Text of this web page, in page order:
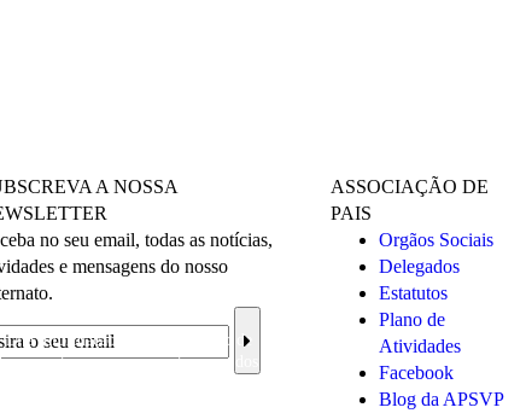
A NOSSA
no seu email, todas as notícias,
e mensagens do nosso
Li ainformação sobre a proteção de
e aceito o processamento e uso dos
ASSOCIAÇÃO DE
PAIS
Orgãos Sociais
Delegados
Estatutos
Plano de
Atividades
Facebook
Blog da APSVP